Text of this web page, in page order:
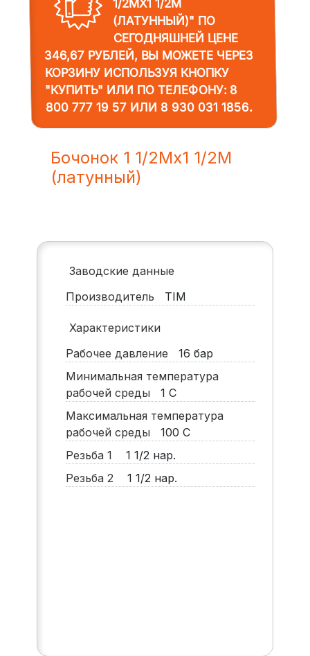
1/2MX1 1/2M
(ЛАТУННЫЙ)" ПО
СЕГОДНЯШНЕЙ ЦЕНЕ
346,67 РУБЛЕЙ, ВЫ МОЖЕТЕ ЧЕРЕЗ
КОРЗИНУ ИСПОЛЬЗУЯ КНОПКУ
"КУПИТЬ" ИЛИ ПО ТЕЛЕФОНУ: 8
800 777 19 57ИЛИ 8 930 031 1856.
Бочонок 1 1/2Mx1 1/2M
(латунный)
Заводские данные
Производитель
TIM
Характеристики
Рабочее давление
16 бар
Минимальная температура
рабочей среды
1 С
Максимальная температура
рабочей среды
100 С
Резьба 1
1 1/2 нар.
Резьба 2
1 1/2 нар.